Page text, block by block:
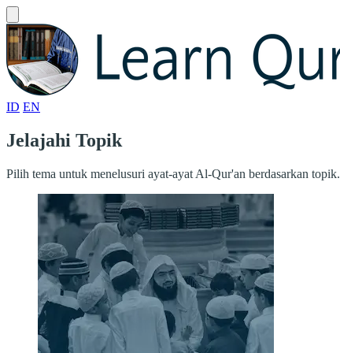
ID EN
Jelajahi Topik
Pilih tema untuk menelusuri ayat-ayat Al-Qur'an berdasarkan topik.